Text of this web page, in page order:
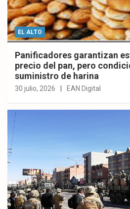
EL ALTO
Panificadores garantizan
precio del pan, pero
suministro de harina
30 julio, 2026 EAN Digital